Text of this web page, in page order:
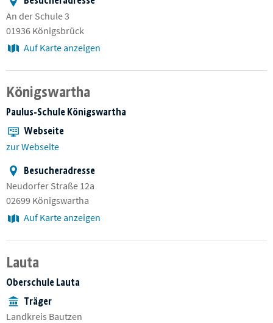
An der Schule 3
01936 Königsbrück
Auf Karte anzeigen
Königswartha
Paulus-Schule Königswartha
Webseite
zur Webseite
Besucheradresse
Neudorfer Straße 12a
02699 Königswartha
Auf Karte anzeigen
Lauta
Oberschule Lauta
Träger
Landkreis Bautzen